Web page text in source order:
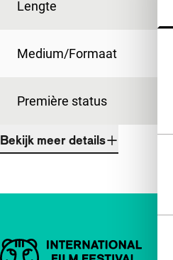
Lengte
Medium/Formaat
Première status
Bekijk meer details
Belangrijke links